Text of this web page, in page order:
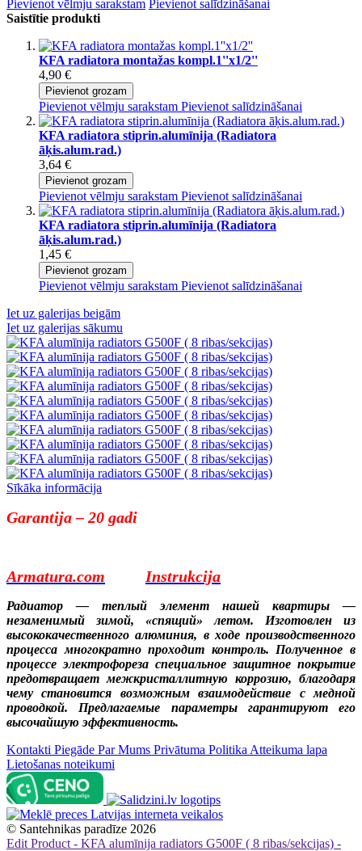
Pievienot vēlmju sarakstam Pievienot salīdzināšanai
Saistītie produkti
KFA radiatora montažas kompl.1''x1/2''
4,90 €
Pievienot grozam
Pievienot vēlmju sarakstam Pievienot salīdzināšanai
KFA radiatora stiprin.alumīnija (Radiatora
āķis.alum.rad.)
3,64 €
Pievienot grozam
Pievienot vēlmju sarakstam Pievienot salīdzināšanai
KFA radiatora stiprin.alumīnija (Radiatora
āķis.alum.rad.)
1,45 €
Pievienot grozam
Pievienot vēlmju sarakstam Pievienot salīdzināšanai
Iet uz galerijas beigām
Iet uz galerijas sākumu
Sīkāka informācija
Garantija – 20 gadi
Armatura.com Instrukcija
Радиатор — теплый элемент нашей квартиры —
незаменимый зимой, «спящий» летом. Изготовлен из
высококачественного алюминия, в ходе производственного
процесса многократно проходит контроль. Полученное в
процессе электрофореза специальное защитное покрытие
предотвращает межкристаллитную коррозию, благодаря
чему становится возможным взаимодействие с медной
проводкой. Предлагаемые параметры гарантируют его
высочайшую эффективность.​
Kontakti Piegāde Par Mums Privātuma Politika Atteikuma lapa
Lietošanas noteikumi
© Santehnikas paradīze 2026
Edit Product - KFA alumīnija radiators G500F ( 8 ribas/sekcijas) -